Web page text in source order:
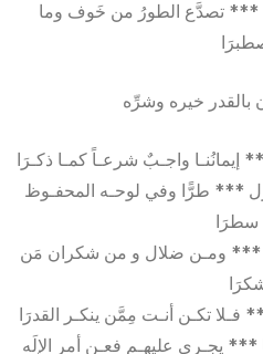
له *** تصدَّع الطورُ من خَوف وما
بالقدر خيره وشرِّه
إيمانُنـا واجـبٌ شرعـاً كمـا ذكـرَا
*** طرًّا وفي لوحـه المحفـوظ
سطرَا
*** ومـن ضلال و من شكران مَن
فـلا تكـن أنـت مِمَّن ينكـر القدرَا
*** يجـري عليهـم فعـن أمر الإلَه